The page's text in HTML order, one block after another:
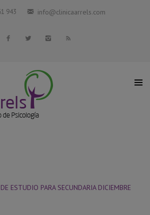
943 info@clinicaarrels.com
ESTUDIO PARA SECUNDARIA DICIEMBRE